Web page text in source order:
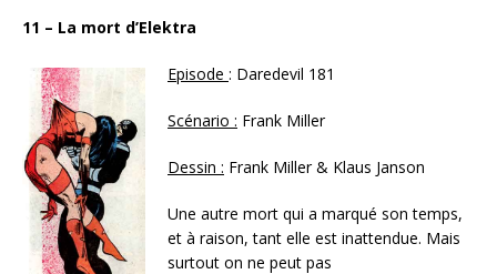
11 – La mort d’Elektra
Episode : Daredevil 181
Scénario : Frank Miller
Dessin : Frank Miller & Klaus Janson
Une autre mort qui a marqué son temps,
et à raison, tant elle est inattendue. Mais
surtout on ne peut pas